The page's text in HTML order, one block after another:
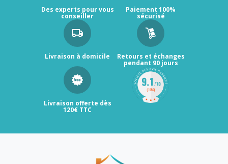
Des experts pour vous
conseiller
Paiement 100%
sécurisé
Livraison à domicile Retours et échanges
pendant 90 jours
Livraison offerte dès
120€ TTC